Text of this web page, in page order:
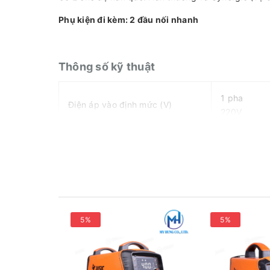
Phụ kiện đi kèm: 2 đầu nối nhanh
Thông số kỹ thuật
Điện áp vào định mức (V)
1 pha
Phạm vi điều chỉnh dòng hàn (A) 40-190A
5% 5%